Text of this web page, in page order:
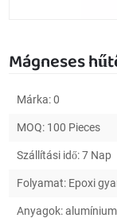
Mágneses
Márka: 0
MOQ: 100 Pieces
Szállítási idő: 7 Nap
Folyamat: Epoxi
Anyagok: